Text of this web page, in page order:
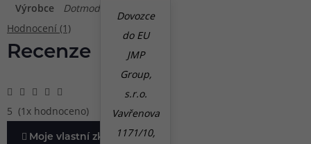
Výrobce
Dotmod
Dovozce
do EU
JMP
Group,
s.r.o.
Vavřenova
1171/10,
Hodnocení (1)
Recenze
5 (1x hodnoceno)
Moje vlastní zkušenost